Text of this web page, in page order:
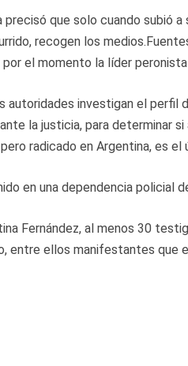
precisó que solo cuando subió
recogen los
el momento la líder
autoridades investigan el perfil
la justicia, para determinar
radicado en Argentina, es
en una dependencia policial
Fernández, al menos 30
entre ellos manifestantes que